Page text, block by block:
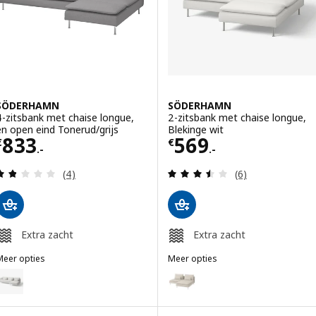
zitsbank met chaise longue,
open eind Tonerud/grijs
833.-€ 833.-
Beoordeling: 1.8 van 5 sterren. Totaal
(4)
Extra zacht
opties
SÖDERHAMN, 4-zitsbank met chaise longue, en open eind
SÖDERHAMN, 4-zitsbank met chaise longue, en open eind
SÖDERHAMN
2-zitsbank met chaise longue,
Blekinge wit
€569.-
Prijs € 569.-
Beoordeling:
(6)
Extra zacht
Meer opties
SÖDERHAMN
Optie: SÖDERHAMN, 2-
Optie: SÖDERHAMN, 2-